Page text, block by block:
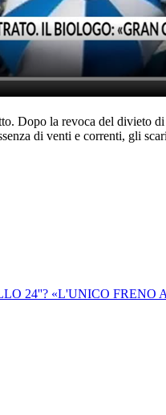
Dopo la revoca del divieto
di venti e correnti, gli
24''? «L'UNICO FRENO